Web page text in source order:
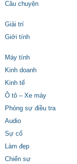
Câu chuyện
Giải trí
Giới tính
Máy tính
Kinh doanh
Kinh tế
Ô tô – Xe máy
Phóng sự điều tra
Audio
Sự cố
Làm đẹp
Chiến sự